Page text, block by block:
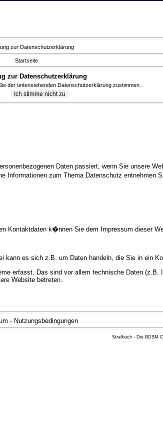
zur Datenschutzerklärung
Startseite
zur Datenschutzerklärung
der untenstehenden Datenschutzerklärung zustimmen.
Daten passiert, wenn Sie unsere
zum Thema Datenschutz entnehmen
Kontaktdaten k�nnen Sie dem Impressum dieser
kann es sich z.B. um Daten handeln, die Sie in ein
erfasst. Das sind vor allem technische Daten (z.B.
Website betreten.
Andere Daten k�nnen zur Analyse Ihres
Ihrer gespeicherten personenbezogenen
- Nutzungsbedingungen
Strafbuch - Die BDSM